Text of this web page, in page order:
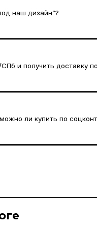
наш дизайн”?
решением.
и получить доставку
Ростов-на-
ли купить по
рассрочка —